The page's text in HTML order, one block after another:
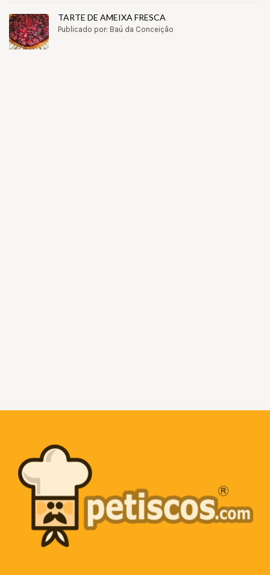
TARTE DE AMEIXA FRESCA
Publicado por: Baú da Conceição